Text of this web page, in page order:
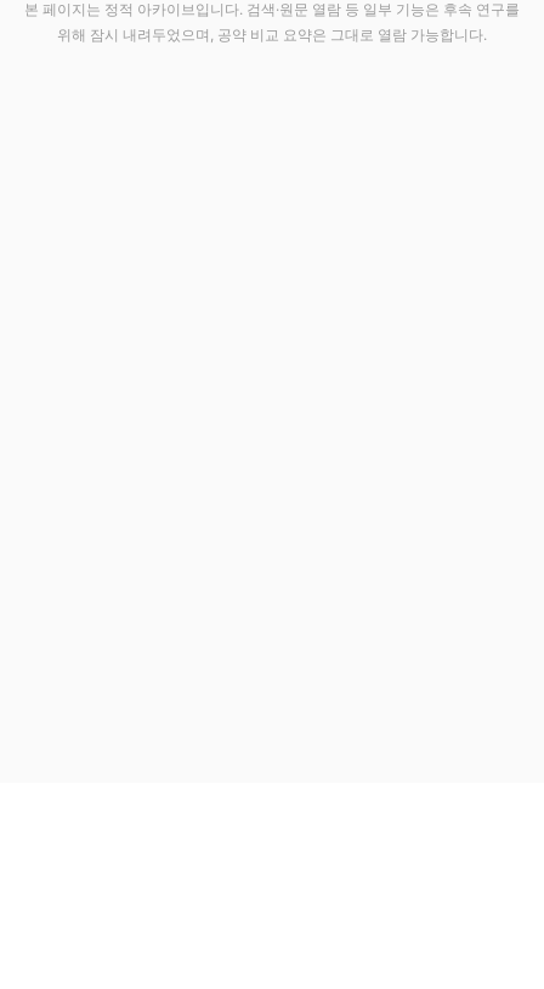
본 페이지는 정적 아카이브입니다. 검색·원문 열람 등 일부 기능은 후속 연구를
위해 잠시 내려두었으며, 공약 비교 요약은 그대로 열람 가능합니다.